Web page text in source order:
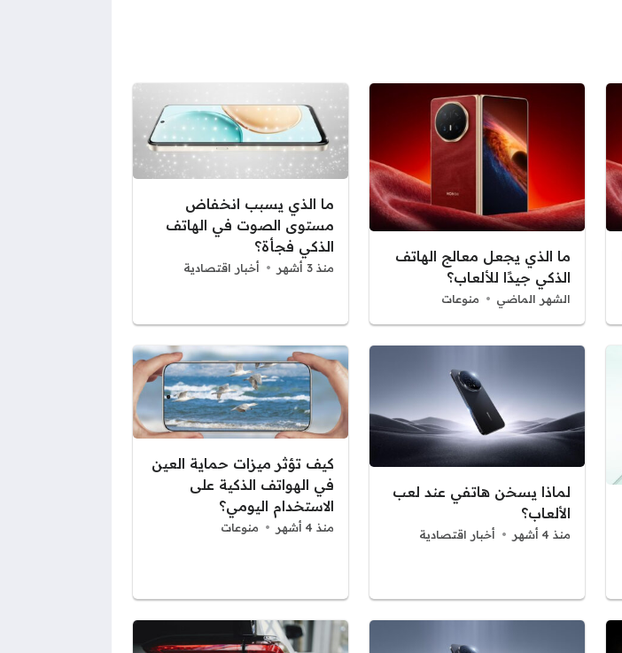
ما الذي يجعل معالج الهاتف
الذكي جيدًا للألعاب؟
الشهر الماضي منوعات
ما الذي يسبب انخفاض
مستوى الصوت في الهاتف
الذكي فجأة؟
منذ 3 أشهر أخبار اقتصادية
لماذا يسخن هاتفي عند لعب
الألعاب؟
منذ 4 أشهر أخبار اقتصادية
كيف تؤثر ميزات حماية العين
في الهواتف الذكية على
الاستخدام اليومي؟
منذ 4 أشهر منوعات